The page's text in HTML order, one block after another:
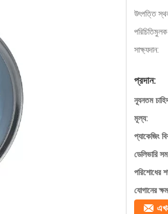
উৎপত্তি
সাক্ষ্যদান:
প্রদান:
ন্যূনতম
মূল্য:
প্যাকেজিং
ডেলিভারি
পরিশোধের
যোগানের